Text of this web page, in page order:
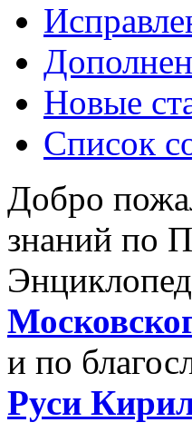
Новые
Список
Добро
знаний по
и по
Руси